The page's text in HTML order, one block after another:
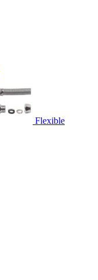
Flexible